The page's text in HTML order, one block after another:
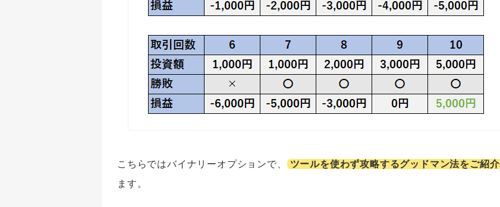
こちらではバイナリーオプションで、 ツールを使わず攻略するグッドマン法をご紹介
ます。